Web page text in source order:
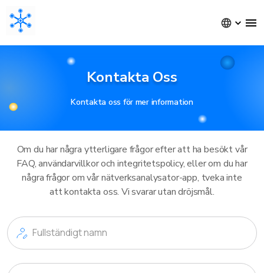
Kontakta Oss
Kontakta oss för mer information
Om du har några ytterligare frågor efter att ha besökt vår
FAQ, användarvillkor och integritetspolicy, eller om du har
några frågor om vår nätverksanalysator-app, tveka inte
att kontakta oss. Vi svarar utan dröjsmål.